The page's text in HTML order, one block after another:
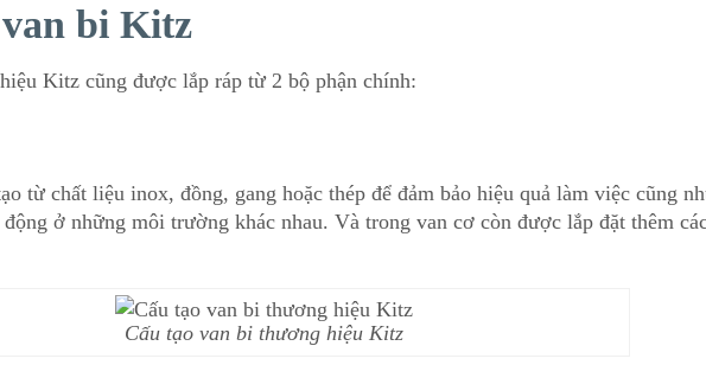
bi Kitz
Kitz cũng được lắp ráp từ 2 bộ phận chính:
từ chất liệu inox, đồng, gang hoặc thép để đảm bảo hiệu quả làm việc cũng
ở những môi trường khác nhau. Và trong van cơ còn được lắp đặt thêm
Cấu tạo van bi thương hiệu Kitz